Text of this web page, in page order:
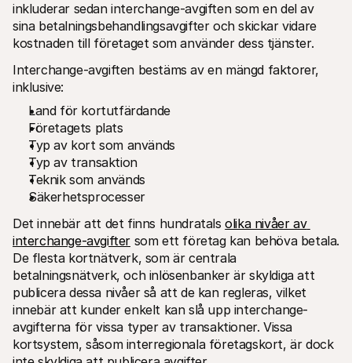
inkluderar sedan interchange-avgiften som en del av
sina betalningsbehandlingsavgifter och skickar vidare
kostnaden till företaget som använder dess tjänster.
Interchange-avgiften bestäms av en mängd faktorer,
inklusive:
Land för kortutfärdande
Företagets plats
Typ av kort som används
Typ av transaktion
Teknik som används
Säkerhetsprocesser
Det innebär att det finns hundratals olika nivåer av
interchange-avgifter som ett företag kan behöva betala.
De flesta kortnätverk, som är centrala
betalningsnätverk, och inlösenbanker är skyldiga att
publicera dessa nivåer så att de kan regleras, vilket
innebär att kunder enkelt kan slå upp interchange-
avgifterna för vissa typer av transaktioner. Vissa
kortsystem, såsom interregionala företagskort, är dock